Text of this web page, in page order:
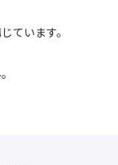
ています。